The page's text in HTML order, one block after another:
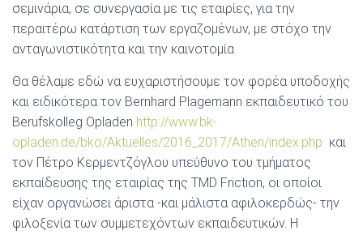
σεμινάρια, σε συνεργασία με τις εταιρίες, για την
περαιτέρω κατάρτιση των εργαζομένων, με στόχο την
ανταγωνιστικότητα και την καινοτομία
Θα θέλαμε εδώ να ευχαριστήσουμε τον φορέα υποδοχής
και ειδικότερα τον Bernhard Plagemann εκπαιδευτικό του
Βerufskolleg Opladen http://www.bk-
opladen.de/bko/Aktuelles/2016_2017/Athen/index.php και
τον Πέτρο Κερμεντζόγλου υπεύθυνο του τμήματος
εκπαίδευσης της εταιρίας της TMD Friction, οι οποίοι
είχαν οργανώσει άριστα -και μάλιστα αφιλοκερδώς- την
φιλοξενία των συμμετεχόντων εκπαιδευτικών. Η